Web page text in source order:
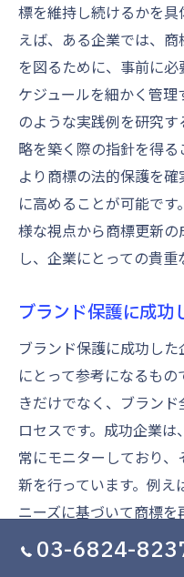
標を維持し続けるかを
えば、ある企業では、
を図るために、事前に
ケジュールを細かく管
のような実践例を研究
略を築く際の指針を得
より商標の法的保護を
に高めることが可能で
様な視点から商標更新
し、企業にとっての貴重
ブランド保護に成功
ブランド保護に成功し
にとって参考になるも
きだけでなく、ブラン
ロセスです。成功企業
常にモニターしており、
新を行っています。例え
ニーズに基づいて商標
ンやネーミングを調整
また、法律の専門家と
03-6824-